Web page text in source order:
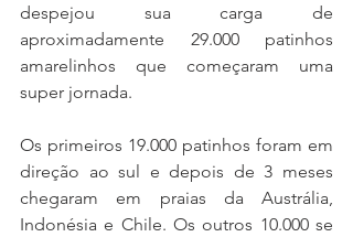
despejou sua carga de
aproximadamente 29.000 patinhos
amarelinhos que começaram uma
super jornada.
Os primeiros 19.000 patinhos foram em
direção ao sul e depois de 3 meses
chegaram em praias da Austrália,
Indonésia e Chile. Os outros 10.000 se